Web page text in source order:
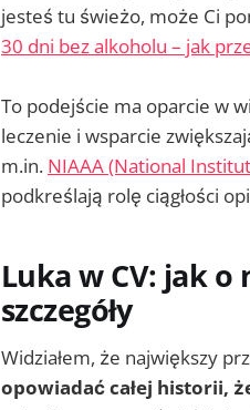
jesteś tu świeżo, może Ci
30 dni bez alkoholu – jak
To podejście ma oparcie w
leczenie i wsparcie
m.in. NIAAA (National
podkreślają rolę ciągłości
Luka w CV: jak
szczegóły
Widziałem, że największy
opowiadać całej historii,